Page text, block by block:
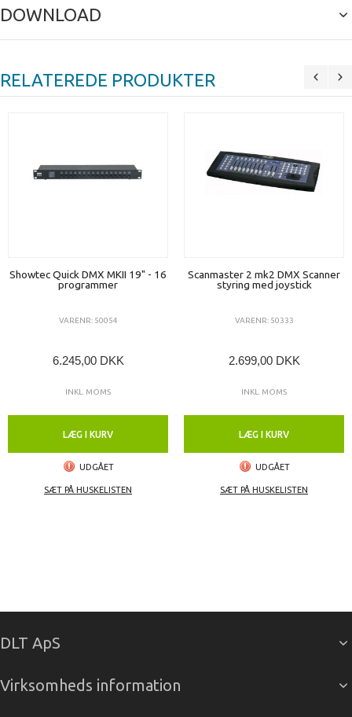
DOWNLOAD
RELATEREDE PRODUKTER
Showtec Quick DMX MKII 19" - 16
programmer
VARENR: 50054
6.245,00 DKK
INKL. MOMS
LÆG I KURV
UDGÅET
SÆT PÅ HUSKELISTEN
Scanmaster 2 mk2 DMX Scanner
styring med joystick
VARENR: 50333
2.699,00 DKK
INKL. MOMS
LÆG I KURV
UDGÅET
SÆT PÅ HUSKELISTEN
DLT ApS
Virksomheds information